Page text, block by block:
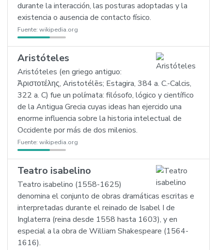
durante la interacción, las posturas adoptadas y la
existencia o ausencia de contacto físico.
Fuente: wikipedia.org
Aristóteles
Aristóteles (en griego antiguo:
Ἀριστοτέλης, Aristotélēs; Estagira, 384 a. C.-Calcis,
322 a. C) fue un polímata: filósofo, lógico y científico
de la Antigua Grecia cuyas ideas han ejercido una
enorme influencia sobre la historia intelectual de
Occidente por más de dos milenios.
Fuente: wikipedia.org
Teatro isabelino
Teatro isabelino (1558-1625)
denomina el conjunto de obras dramáticas escritas e
interpretadas durante el reinado de Isabel I de
Inglaterra (reina desde 1558 hasta 1603), y en
especial a la obra de William Shakespeare (1564-
1616).